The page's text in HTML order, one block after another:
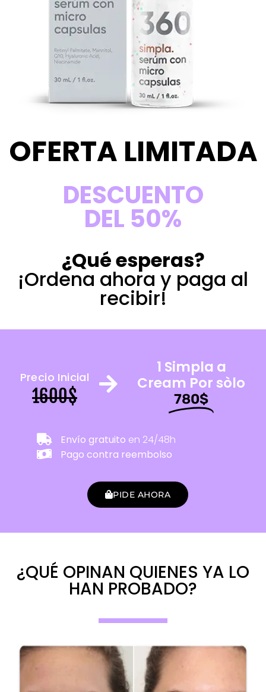
OFERTA LIMITADA
DESCUENTO
DEL 50%
¿Qué esperas?
¡Ordena ahora y paga al
recibir!
Precio Inicial
1600$
1 Simpla a
Cream Por sòlo
780$
Envío gratuito en 24/48h
Pago contra reembolso
PIDE AHORA
¿QUÉ OPINAN QUIENES YA LO
HAN PROBADO?